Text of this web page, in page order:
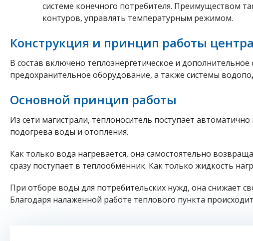
системе конечного потребителя. Преимуществом
контуров, управлять температурным режимом.
Конструкция и принцип работы
В состав включено теплоэнергетическое и
предохранительное оборудование, а также системы
Основной принцип работы
Из сети магистрали, теплоноситель поступает
подогрева воды и отопления.
Как только вода нагревается, она самостоятельно
сразу поступает в теплообменник. Как только жидкость
При отборе воды для потребительских нужд, она снижает
Благодаря налаженной работе теплового пункта